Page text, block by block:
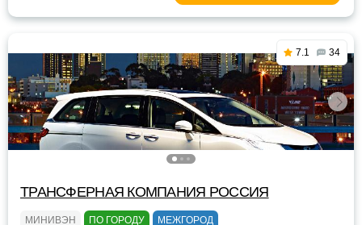
7.1 34
ТРАНСФЕРНАЯ КОМПАНИЯ РОССИЯ
МИНИВЭН ПО ГОРОДУ МЕЖГОРОД